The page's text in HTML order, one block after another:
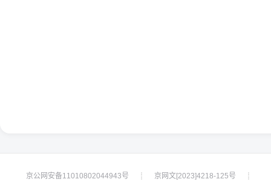
京公网安备11010802044943号 ┊ 京网文[2023]4218-125号
┊